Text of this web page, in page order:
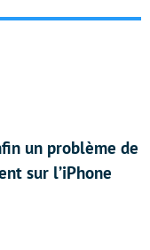
un problème de
sur l’iPhone